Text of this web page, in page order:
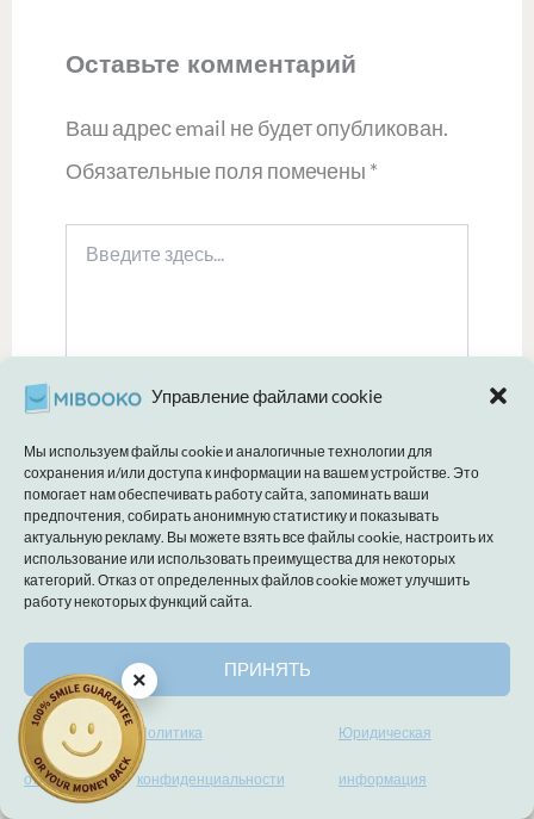
Управление файлами cookie
Мы используем файлы cookie и аналогичные технологии для
сохранения и/или доступа к информации на вашем устройстве. Это
помогает нам обеспечивать работу сайта, запоминать ваши
предпочтения, собирать анонимную статистику и показывать
актуальную рекламу. Вы можете взять все файлы cookie, настроить их
использование или использовать преимущества для некоторых
категорий. Отказ от определенных файлов cookie может улучшить
работу некоторых функций сайта.
ПРИНЯТЬ
Настройки
отказа
Политика
конфиденциальности
Юридическая
информация
Оставьте комментарий
Ваш адрес email не будет опубликован.
Обязательные поля помечены *
здесь...
Название*
Электронная
Сайт
Сохранить моё имя, email и адрес сайта в этом
×